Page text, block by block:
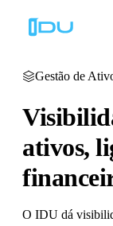
Soluções
Plataforma
Sucesso global
Gestão de
ativos,
O IDU dá